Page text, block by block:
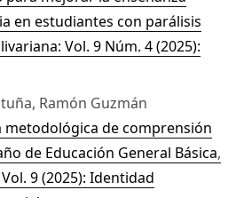
en estudiantes con parálisis
Vol. 9 Núm. 4 (2025):
Ramón Guzmán
metodológica de comprensión
de Educación General Básica,
9 (2025): Identidad